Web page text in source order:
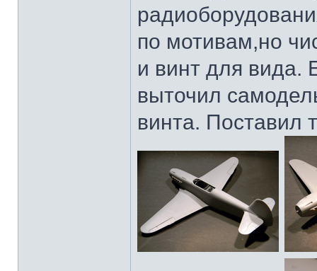
по мотивам,но
и винт для
выточил
винта. Поставил